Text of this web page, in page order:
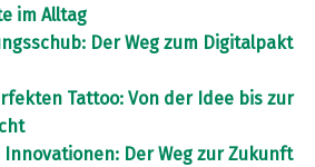
im Alltag
Der Weg zum Digitalpakt
Tattoo: Von der Idee bis zur
Der Weg zur Zukunft